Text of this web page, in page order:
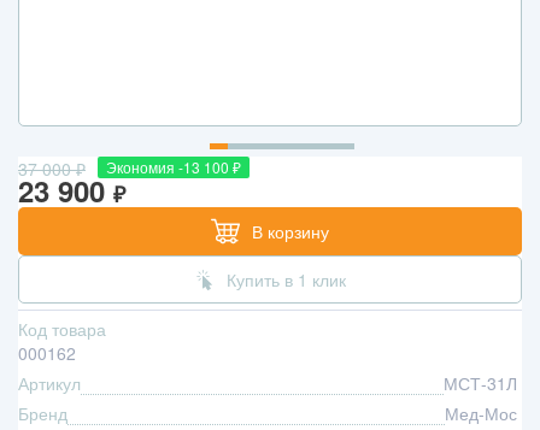
37 000₽ Экономия -13 100 ₽
23 900 ₽
В корзину
Купить в 1 клик
Код товара
000162
Артикул
МСТ-31Л
Бренд
Мед-Мос